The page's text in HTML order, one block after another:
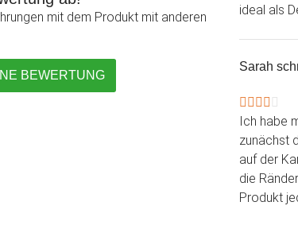
mit dem Produkt mit anderen
BEWERTUNG
ideal als
Sarah
Ich habe
zunächst
auf der
die
Produkt